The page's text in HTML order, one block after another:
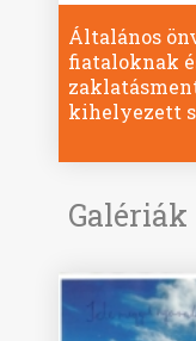
Általános
fiataloknak
kihelyezett
Galériák